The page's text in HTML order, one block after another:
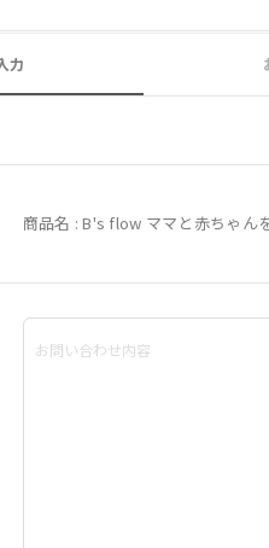
力
商品名 : B's flow ママと赤ちゃん